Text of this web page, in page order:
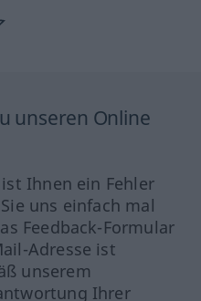
unseren Online
Ihnen ein Fehler
uns einfach mal
Feedback-Formular
Adresse ist
unserem
Ihrer